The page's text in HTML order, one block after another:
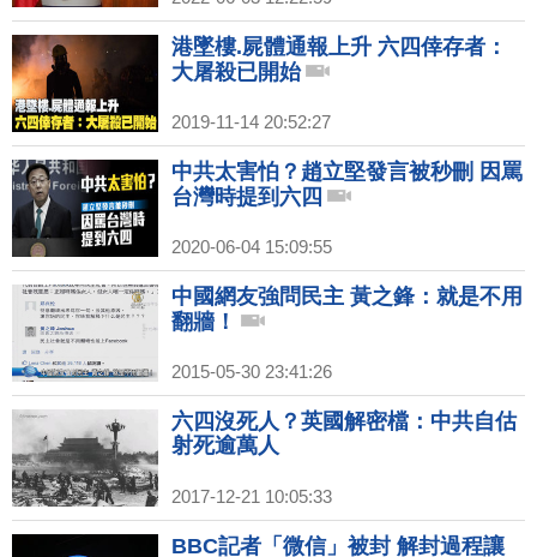
港墜樓.屍體通報上升 六四倖存者：
大屠殺已開始
2019-11-14 20:52:27
中共太害怕？趙立堅發言被秒刪 因罵
台灣時提到六四
2020-06-04 15:09:55
中國網友強問民主 黃之鋒：就是不用
翻牆！
2015-05-30 23:41:26
六四沒死人？英國解密檔：中共自估
射死逾萬人
2017-12-21 10:05:33
BBC記者「微信」被封 解封過程讓